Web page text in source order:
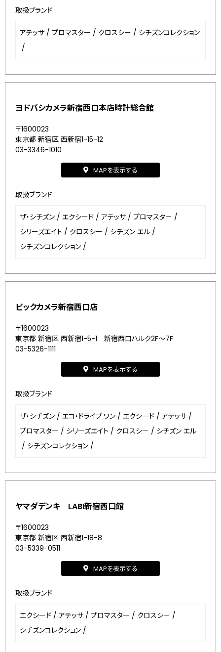
取扱ブランド
アテッサ / プロマスター / クロスシー / シチズンコレクション
/
ヨドバシカメラ新宿西口本店時計総合館
〒1600023
東京都 新宿区 西新宿1-15-12
03-3346-1010
MAPを表示する
取扱ブランド
ザ・シチズン / エクシード / アテッサ / プロマスター /
シリーズエイト / クロスシー / シチズン エル /
シチズンコレクション /
ビックカメラ新宿西口店
〒1600023
東京都 新宿区 西新宿1-5-1 新宿西口ハルク2F～7F
03-5326-1111
MAPを表示する
取扱ブランド
ザ・シチズン / エコ・ドライブ ワン / エクシード / アテッサ /
プロマスター / シリーズエイト / クロスシー / シチズン エル
/ シチズンコレクション /
ヤマダデンキ LABI新宿西口館
〒1600023
東京都 新宿区 西新宿1-18-8
03-5339-0511
MAPを表示する
取扱ブランド
エクシード / アテッサ / プロマスター / クロスシー /
シチズンコレクション /